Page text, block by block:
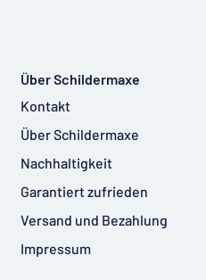
Über Schildermaxe
Kontakt
Über Schildermaxe
Nachhaltigkeit
Garantiert zufrieden
Versand und Bezahlung
Impressum